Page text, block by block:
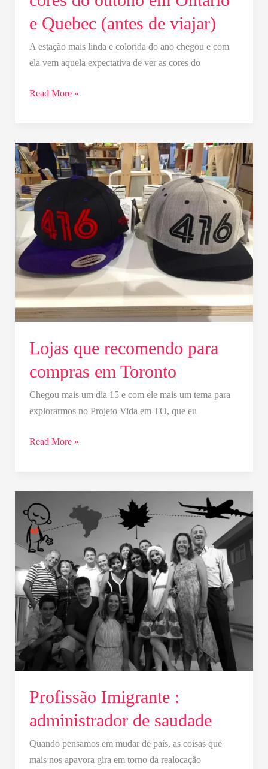
e Quebec (antes de viajar)
A estação mais linda e colorida do ano chegou e com
ela vem aquela expectativa de ver as cores do
viajar)
Read More »
Lojas que recomendo para
compras em Toronto
Chegou mais um dia 15 e com ele mais um tema para
explorarmos no Projeto Vida em TO, que eu
Lojas
que
recomendo
para
compras
em
Toronto
Read More »
Profissão Imigrante :
administrador de saudade
Quando pensamos em mudar de país, as coisas que
mais nos apavora gira em torno da realocação
Imigrante
:
administrador
de
saudade